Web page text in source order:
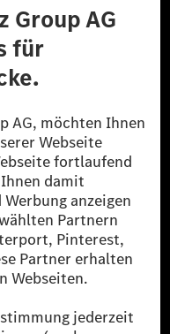
vorbehalten.
Benz Group durch
werden.
von MB.CHARGE
Sofern an der jeweiligen
Energien vorliegt,
Diese stellen
Public eine äquivalente
Stromnetz eingespeist wird.
die jünger
vorgeschriebenen
Light vehicles Test